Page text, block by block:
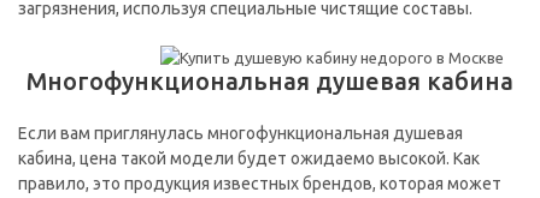
загрязнения, используя специальные чистящие составы.
Многофункциональная душевая кабина
Если вам приглянулась многофункциональная душевая
кабина, цена такой модели будет ожидаемо высокой. Как
правило, это продукция известных брендов, которая может